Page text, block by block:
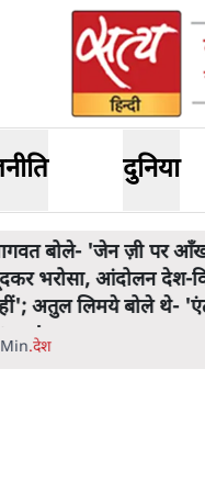
दुनिया
बोले- 'जेन ज़ी पर
भरोसा, आंदोलन देश-
अतुल लिमये बोले थे-
.देश